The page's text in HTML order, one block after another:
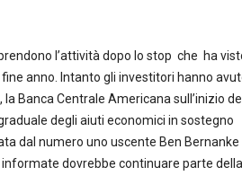
l’attività dopo lo stop che ha
anno.
Intanto gli investitori hanno
Banca Centrale Americana sull’inizio
degli aiuti economici in sostegno
dal numero uno uscente Ben Bernanke
dovrebbe continuare parte